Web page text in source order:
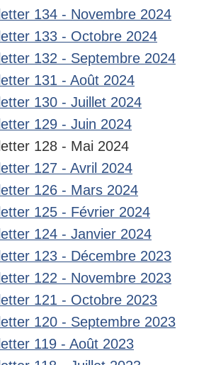
134 - Novembre 2024
133 - Octobre 2024
132 - Septembre 2024
131 - Août 2024
130 - Juillet 2024
129 - Juin 2024
128 - Mai 2024
127 - Avril 2024
126 - Mars 2024
125 - Février 2024
124 - Janvier 2024
123 - Décembre 2023
122 - Novembre 2023
121 - Octobre 2023
120 - Septembre 2023
119 - Août 2023